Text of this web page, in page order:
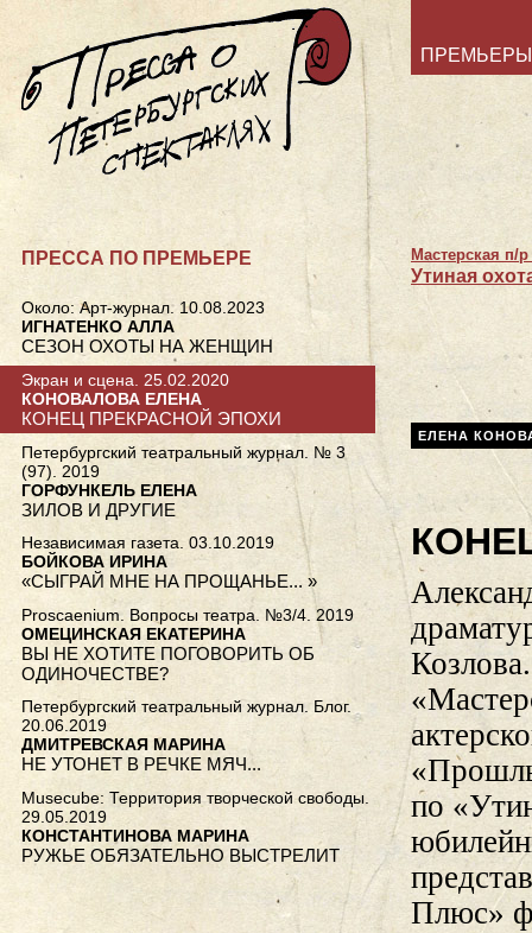
ПРЕМЬЕРЫ
Мастерская п/
Утиная
ЕЛЕНА
по
Плюс»
ПРЕССА ПО ПРЕМЬЕРЕ
Около: Арт-журнал. 10.08.2023
ИГНАТЕНКО АЛЛА
СЕЗОН ОХОТЫ НА ЖЕНЩИН
Экран и сцена. 25.02.2020
КОНОВАЛОВА ЕЛЕНА
КОНЕЦ ПРЕКРАСНОЙ ЭПОХИ
Петербургский театральный журнал. № 3
(97). 2019
ГОРФУНКЕЛЬ ЕЛЕНА
ЗИЛОВ И ДРУГИЕ
Независимая газета. 03.10.2019
БОЙКОВА ИРИНА
«СЫГРАЙ МНЕ НА ПРОЩАНЬЕ... »
Proscaenium. Вопросы театра. №3/4. 2019
ОМЕЦИНСКАЯ ЕКАТЕРИНА
ВЫ НЕ ХОТИТЕ ПОГОВОРИТЬ ОБ
ОДИНОЧЕСТВЕ?
Петербургский театральный журнал. Блог.
20.06.2019
ДМИТРЕВСКАЯ МАРИНА
НЕ УТОНЕТ В РЕЧКЕ МЯЧ...
Musecube: Территория творческой свободы.
29.05.2019
КОНСТАНТИНОВА МАРИНА
РУЖЬЕ ОБЯЗАТЕЛЬНО ВЫСТРЕЛИТ